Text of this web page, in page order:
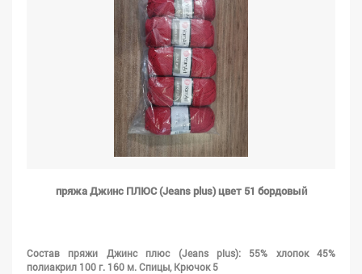
пряжа Джинс ПЛЮС (Jeans plus) цвет 51 бордовый
Состав пряжи Джинс плюс (Jeans plus): 55% хлопок 45%
полиакрил 100 г. 160 м. Спицы, Крючок 5